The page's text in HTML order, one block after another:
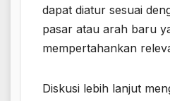
dapat diatur sesuai
pasar atau arah baru
mempertahankan
Diskusi lebih lanjut